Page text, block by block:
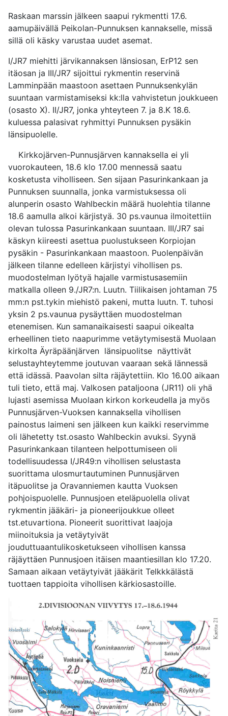
Raskaan marssin jälkeen saapui rykmentti 17.6.
aamupäivällä Peikolan-Punnuksen kannakselle, missä
sillä oli käsky varustaa uudet asemat.
I/JR7 miehitti järvikannaksen länsiosan, ErP12 sen
itäosan ja III/JR7 sijoittui rykmentin reservinä
Lamminpään maastoon asettaen Punnuksenkylän
suuntaan varmistamiseksi kk:lla vahvistetun joukkueen
(osasto X). II/JR7, jonka yhteyteen 7. ja 8.K 18.6.
kuluessa palasivat ryhmittyi Punnuksen pysäkin
länsipuolelle.
Kirkkojärven-Punnusjärven kannaksella ei yli
vuorokauteen, 18.6 klo 17.00 mennessä saatu
kosketusta viholliseen. Sen sijaan Pasurinkankaan ja
Punnuksen suunnalla, jonka varmistuksessa oli
alunperin osasto Wahlbeckin määrä huolehtia tilanne
18.6 aamulla alkoi kärjistyä. 30 ps.vaunua ilmoitettiin
olevan tulossa Pasurinkankaan suuntaan. III/JR7 sai
käskyn kiireesti asettua puolustukseen Korpiojan
pysäkin - Pasurinkankaan maastoon. Puolenpäivän
jälkeen tilanne edelleen kärjistyi vihollisen ps.
muodostelman lyötyä hajalle varmistusasemiin
matkalla olleen 9./JR7:n. Luutn. Tiilikaisen johtaman 75
mm:n pst.tykin miehistö pakeni, mutta luutn. T. tuhosi
yksin 2 ps.vaunua pysäyttäen muodostelman
etenemisen. Kun samanaikaisesti saapui oikealta
erheellinen tieto naapurimme vetäytymisestä Muolaan
kirkolta Äyräpäänjärven länsipuolitse näyttivät
selustayhteytemme joutuvan vaaraan sekä lännessä
että idässä. Paavolan silta räjäytettiin. Klo 16.00 aikaan
tuli tieto, että maj. Valkosen pataljoona (JR11) oli yhä
lujasti asemissa Muolaan kirkon korkeudella ja myös
Punnusjärven-Vuoksen kannaksella vihollisen
painostus laimeni sen jälkeen kun kaikki reservimme
oli lähetetty tst.osasto Wahlbeckin avuksi. Syynä
Pasurinkankaan tilanteen helpottumiseen oli
todellisuudessa I/JR49:n vihollisen selustasta
suorittama ulosmurtautuminen Punnusjärven
itäpuolitse ja Oravanniemen kautta Vuoksen
pohjoispuolelle. Punnusjoen eteläpuolella olivat
rykmentin jääkäri- ja pioneerijoukkue olleet
tst.etuvartiona. Pioneerit suorittivat laajoja
miinoituksia ja vetäytyivät
jouduttuaantulikosketukseen vihollisen kanssa
räjäyttäen Punnusjoen itäisen maantiesillan klo 17.20.
Samaan aikaan vetäytyivät jääkärit Telkkkälästä
tuottaen tappioita vihollisen kärkiosastoille.